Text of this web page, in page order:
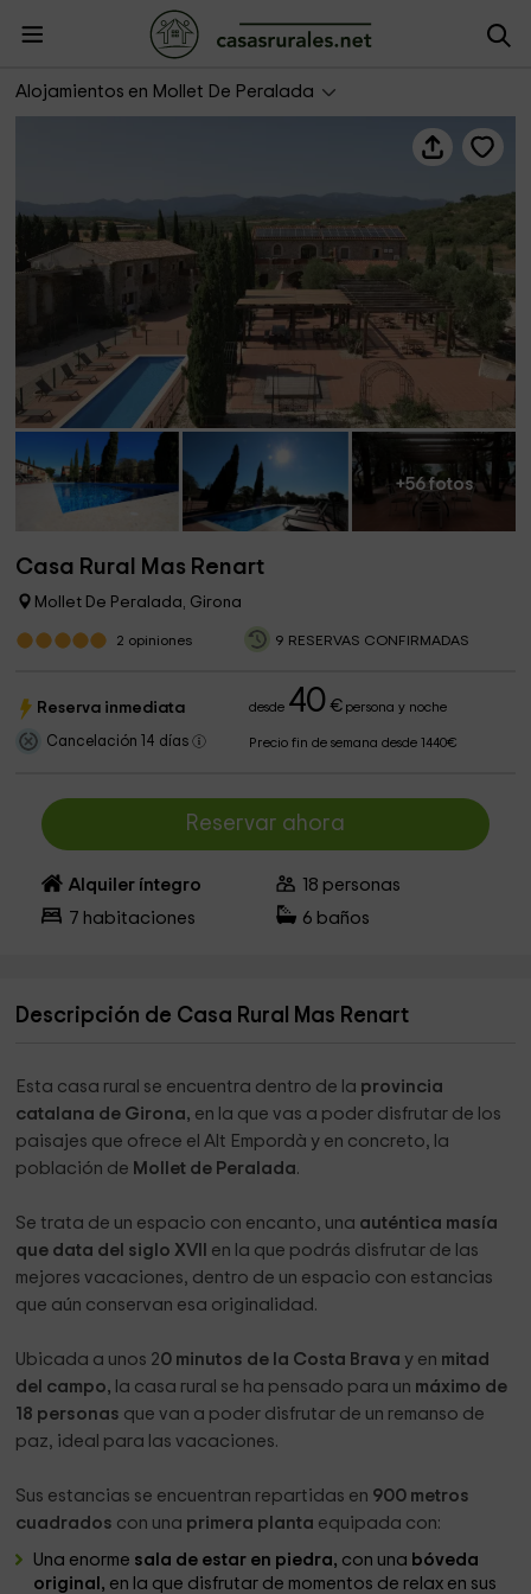
Alojamientos en Mollet De Peralada
Casa Rural Mas Renart
+56 fotos
Casa Rural Mas Renart
Mollet De Peralada, Girona
2 opiniones 9 RESERVAS CONFIRMADAS
Reserva inmediata desde 40 €persona y noche
Cancelación 14 días Precio fin de semana desde 1440€
Reservar ahora
Alquiler íntegro 18 personas
7 habitaciones 6 baños
Descripción de Casa Rural Mas Renart
Esta casa rural se encuentra dentro de la provincia
catalana de Girona, en la que vas a poder disfrutar de los
paisajes que ofrece el Alt Empordà y en concreto, la
población de Mollet de Peralada.
Se trata de un espacio con encanto, una auténtica masía
que data del siglo XVII
en la que podrás disfrutar de las
mejores vacaciones, dentro de un espacio con estancias
que aún conservan esa originalidad.
Ubicada a unos 20 minutos de la Costa Brava y en mitad
del campo, la casa rural se ha pensado para un máximo de
18 personas que van a poder disfrutar de un remanso de
paz, ideal para las vacaciones.
Sus estancias se encuentran repartidas en 900 metros
cuadrados con una primera planta equipada con:
Una enorme sala de estar en piedra, con una bóveda
original, en la que disfrutar de momentos de relax en sus